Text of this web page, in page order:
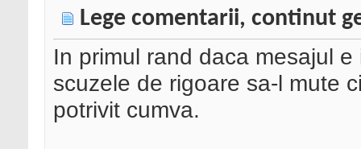
Lege comentarii, continut
In primul rand daca mesajul
scuzele de rigoare sa-l mute
potrivit cumva.